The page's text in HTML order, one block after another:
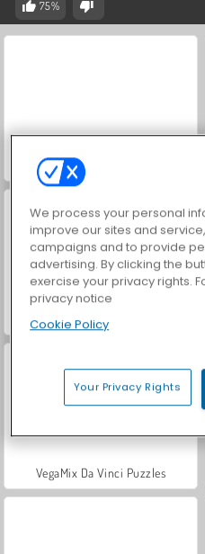
75%
Hidden Object: Street of Secrets
Farm Merge Valley
VegaMix Da Vinci Puzzles
We process your personal
improve our sites and
campaigns and to provide
advertising. By clicking the
exercise your privacy rights.
privacy notice
Cookie Policy
Your Privacy Rights